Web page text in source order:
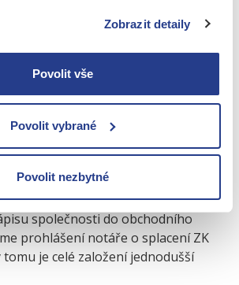
Zobrazit detaily
Povolit vše
Povolit vybrané
Povolit nezbytné
s ručením omezeným činí1 Kč za
kapitálu nad 20 000 Kč
bankovní účet. Následně Vám
doložit pro účely zápisu firmy do
základní kapitál do 20 000 Kč
bankovní účet předtím, než Vaše
společnosti do obchodního
prohlášení notáře o splacení ZK
je celé založení jednodušší